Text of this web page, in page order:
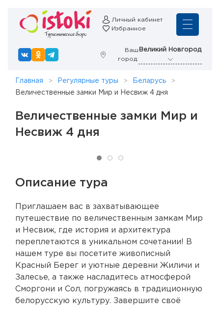
Личный кабинет
Избранное
Ваш
город:
Великий Новгород
Главная Регулярные туры
Беларусь
Величественные замки Мир и Несвиж 4 дня
Величественные замки Мир и
Несвиж 4 дня
Описание тура
Приглашаем вас в захватывающее
путешествие по величественным замкам Мир
и Несвиж, где история и архитектура
переплетаются в уникальном сочетании! В
нашем туре вы посетите живописный
Красный Берег и уютные деревни Жиличи и
Залесье, а также насладитесь атмосферой
Сморгони и Сол, погружаясь в традиционную
белорусскую культуру. Завершите своё